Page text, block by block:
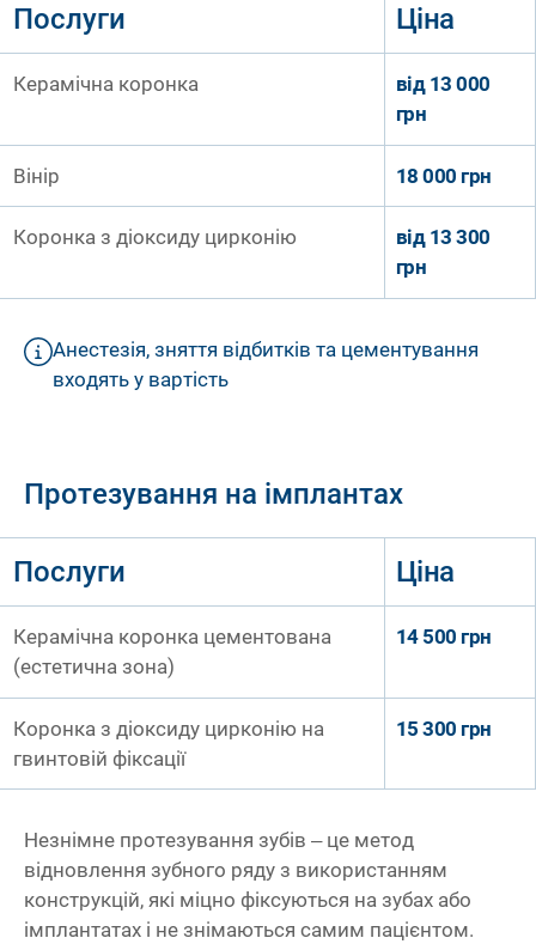
Послуги Ціна
Керамічна коронка від 13 000
грн
Вінір 18 000 грн
Коронка з діоксиду цирконію від 13 300
грн
Анестезія, зняття відбитків та цементування
входять у вартість
Протезування на імплантах
Послуги Ціна
Керамічна коронка цементована
(естетична зона)
14 500 грн
Коронка з діоксиду цирконію на
гвинтовій фіксації
15 300 грн
Незнімне протезування зубів – це метод
відновлення зубного ряду з використанням
конструкцій, які міцно фіксуються на зубах або
імплантатах і не знімаються самим пацієнтом.